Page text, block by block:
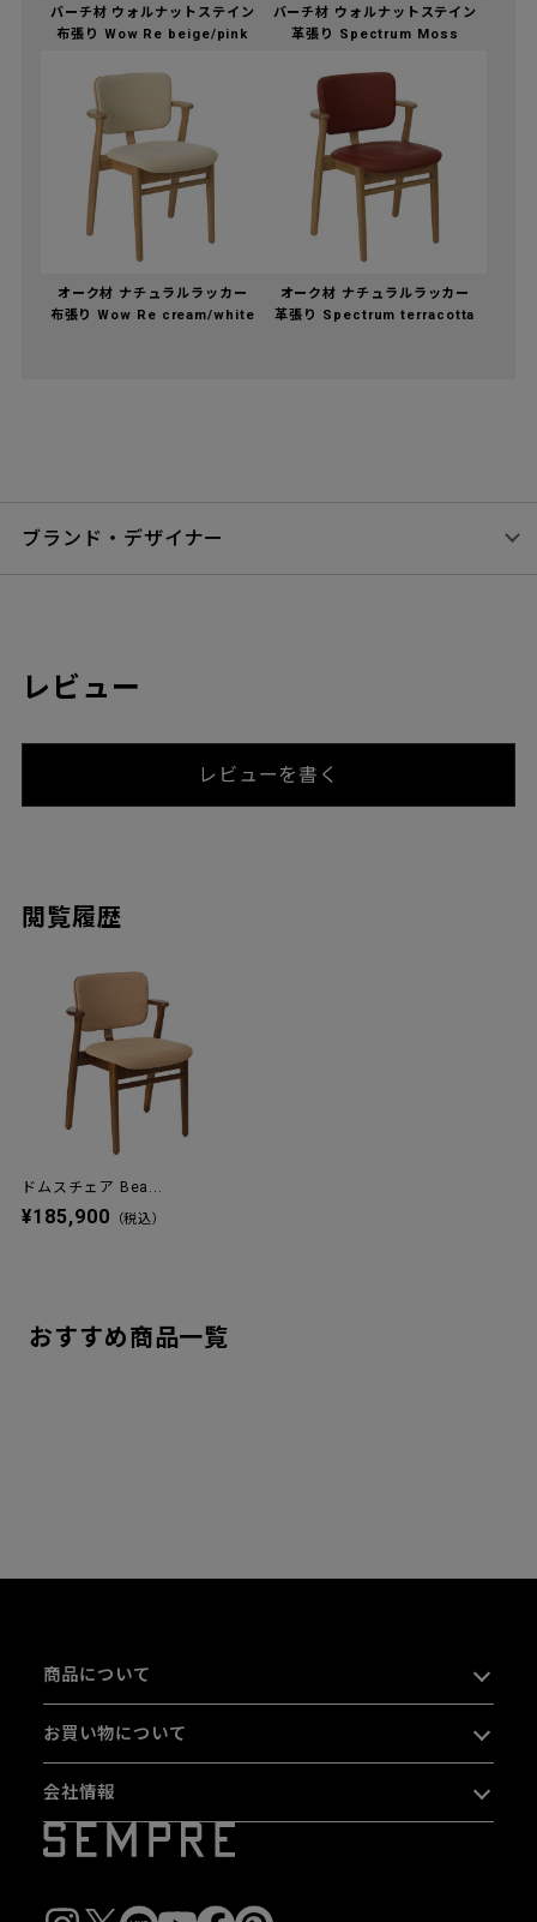
バーチ材 ウォルナットステイン
布張り Wow Re beige/pink
バーチ材 ウォルナットステイン
革張り Spectrum Moss
オーク材 ナチュラルラッカー
布張り Wow Re cream/white
オーク材 ナチュラルラッカー
革張り Spectrum terracotta
ブランド・デザイナー
レビュー
レビューを書く
閲覧履歴
ドムスチェア Bea...
¥185,900 （税込）
おすすめ商品一覧
商品について
お買い物について
会社情報